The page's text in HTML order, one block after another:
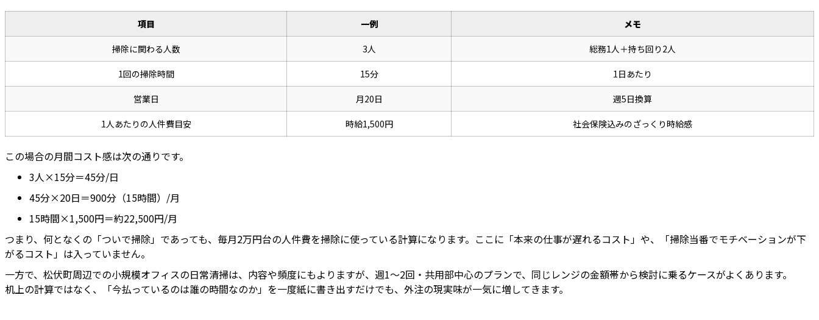
項目 一例 メモ
掃除に関わる人数 3人 総務1人＋持ち回り2人
1回の掃除時間 15分 1日あたり
営業日 月20日 週5日換算
1人あたりの人件費目安 時給1,500円 社会保険込みのざっくり時給感
この場合の月間コスト感は次の通りです。
3人×15分＝45分/日
45分×20日＝900分（15時間）/月
15時間×1,500円＝約22,500円/月
つまり、何となくの「ついで掃除」であっても、毎月2万円台の人件費を掃除に使っている計算になります。ここに「本来の仕事が遅れるコスト」や、「掃除当番でモチベーションが下
がるコスト」は入っていません。
一方で、松伏町周辺での小規模オフィスの日常清掃は、内容や頻度にもよりますが、週1〜2回・共用部中心のプランで、同じレンジの金額帯から検討に乗るケースがよくあります。
机上の計算ではなく、「今払っているのは誰の時間なのか」を一度紙に書き出すだけでも、外注の現実味が一気に増してきます。